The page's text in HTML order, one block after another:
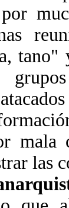
tano"
mala
las